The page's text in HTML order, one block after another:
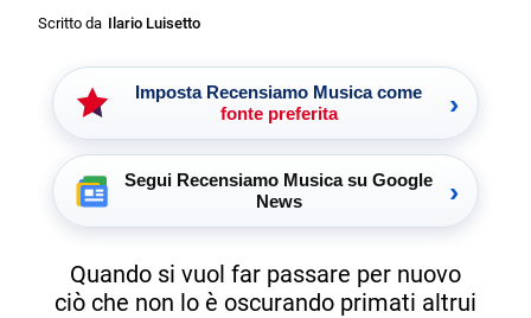
Scritto da Ilario Luisetto
Imposta Recensiamo Musica come
fonte preferita
›
Segui Recensiamo Musica su Google
News
›
Quando si vuol far passare per nuovo
ciò che non lo è oscurando primati altrui